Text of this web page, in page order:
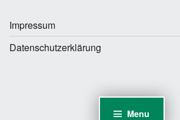
Menu
Impressum
Datenschutzerklärung